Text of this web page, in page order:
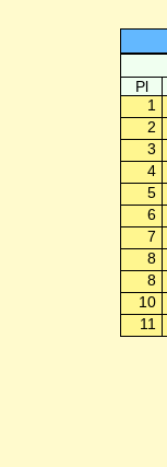
Pl
1
2
3
4
5
6
7
8
8
10
11